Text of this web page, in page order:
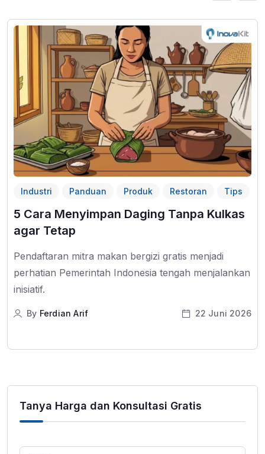
Industri Panduan Produk Restoran Tips
5 Cara Menyimpan Daging Tanpa Kulkas
agar Tetap
Pendaftaran mitra makan bergizi gratis menjadi
perhatian Pemerintah Indonesia tengah menjalankan
inisiatif.
By Ferdian Arif 22 Juni 2026
Tanya Harga dan Konsultasi Gratis